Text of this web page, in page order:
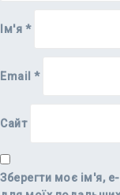
Ім'я *
Email *
Сайт
Зберегти моє ім'я,